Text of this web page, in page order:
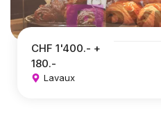
CHF 1'400.- +
180.-
Lavaux